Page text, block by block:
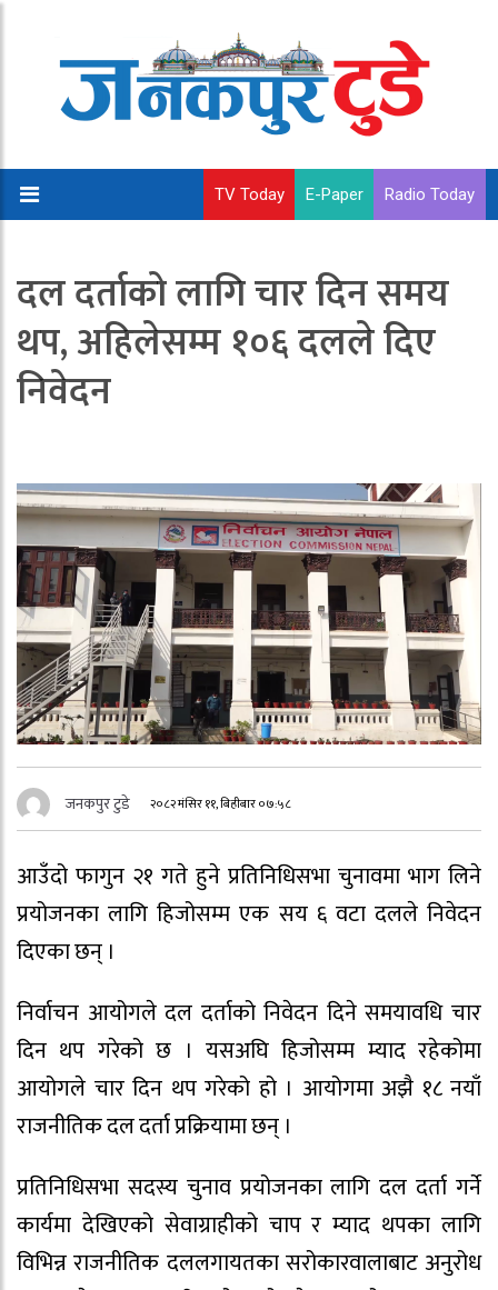
TV Today E-Paper Radio Today
दल दर्ताको लागि चार दिन समय
थप, अहिलेसम्म १०६ दलले दिए
निवेदन
जनकपुर टुडे २०८२ मंसिर ११, बिहीबार ०७:५८
आउँदो फागुन २१ गते हुने प्रतिनिधिसभा चुनावमा भाग लिने
प्रयोजनका लागि हिजोसम्म एक सय ६ वटा दलले निवेदन
दिएका छन् ।
निर्वाचन आयोगले दल दर्ताको निवेदन दिने समयावधि चार
दिन थप गरेको छ । यसअघि हिजोसम्म म्याद रहेकोमा
आयोगले चार दिन थप गरेको हो । आयोगमा अझै १८ नयाँ
राजनीतिक दल दर्ता प्रक्रियामा छन् ।
प्रतिनिधिसभा सदस्य चुनाव प्रयोजनका लागि दल दर्ता गर्ने
कार्यमा देखिएको सेवाग्राहीको चाप र म्याद थपका लागि
विभिन्न राजनीतिक दललगायतका सरोकारवालाबाट अनुरोध